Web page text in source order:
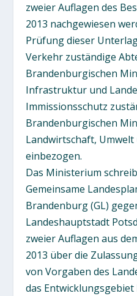
zweier Auflagen des
2013 nachgewiesen
Prüfung dieser
Verkehr zuständige
Brandenburgischen
Infrastruktur und
Immissionsschutz
Brandenburgischen
Landwirtschaft, Umwelt
einbezogen.
Das Ministerium
Gemeinsame
Brandenburg (GL)
Landeshauptstadt
zweier Auflagen aus
2013 über die
von Vorgaben des
das